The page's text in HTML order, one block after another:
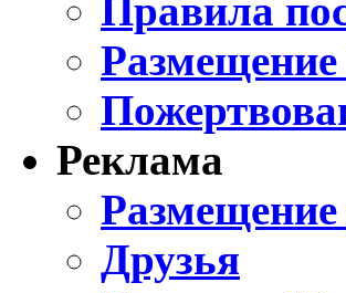
Правила
Реклама
Друзья